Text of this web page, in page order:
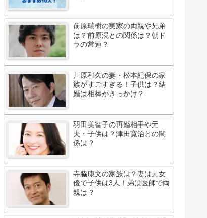
前原瑞樹の実家の両親や兄弟
は？前原滉との関係は？朝ド
ラの常連？
川原和久の妻・松本紀保の家
族がすごすぎる！子供は？結
婚は相棒がきっかけ？
羽田美智子の再婚相手や元
夫・子供は？津田寛治との関
係は？
寺脇康文の家族は？妻は元女
優で子供は3人！弟は医師で両
親は？